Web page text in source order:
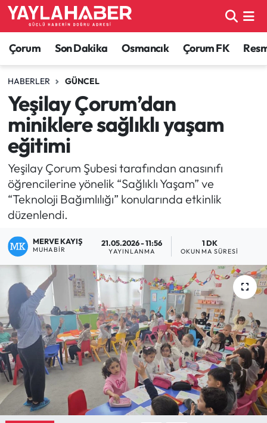
Çorum Son Dakika Osmancık Çorum FK
HABERLER GÜNCEL
Yeşilay Çorum’dan
miniklere sağlıklı yaşam
eğitimi
Yeşilay Çorum Şubesi tarafından anasınıfı
öğrencilerine yönelik “Sağlıklı Yaşam” ve
“Teknoloji Bağımlılığı” konularında etkinlik
düzenlendi.
MERVE KAYIŞ
MUHABIR
21.05.2026 - 11:56
YAYINLANMA
1 DK
OKUNMA SÜRESI
Alaca Haberleri
Bayat Haberleri
Bilgi - Keşfet Haberleri
Bilim ve Teknoloji
Boğazkale Haberleri
Çorum Haberleri
Eğitim
Ekonomi
Güncel
İskilip Haberleri
Kargı Haberleri
Çorum Nöbetçi Eczaneler
Çorum Hava Durumu
Çorum Namaz Vakitleri
Çorum Trafik Yoğunluk Haritası
TFF 1.Lig Puan Durumu ve Fikstür
Tüm Manşetler